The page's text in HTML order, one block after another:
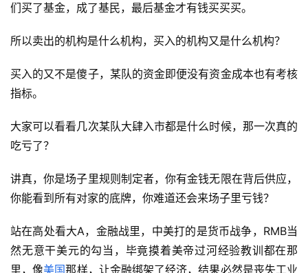
们买了基金，成了基民，最后基金才有钱买买买。
所以卖出的机构是什么机构，买入的机构又是什么机构？
买入的又不是傻子，某队的资金即便没有资金成本也有考核
指标。
大家可以看看几次某队大肆入市都是什么时候，那一次真的
吃亏了？
讲真，你是场子里规则制定者，你有金钱无限在背后供应，
你能看到所有对家的底牌，你难道还会来场子里亏钱？
站在高处看大A，金融战里，中美打的是货币战争，RMB当
然无意干美元的勾当，毕竟摸着美帝过河经验教训都在那
里，像美国那样，让金融绑架了经济，结果必然是丧失工业